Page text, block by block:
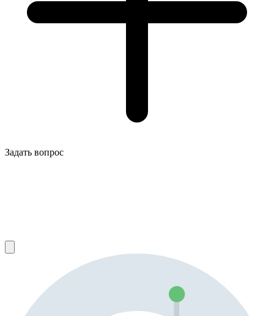
Задать вопрос